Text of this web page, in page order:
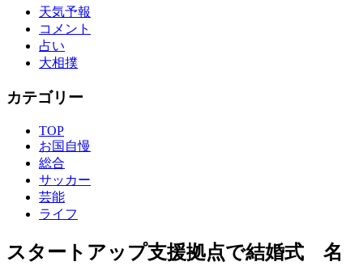
天気予報
コメント
占い
大相撲
カテゴリー
TOP
お国自慢
総合
サッカー
芸能
ライフ
スタートアップ支援拠点で結婚式 名